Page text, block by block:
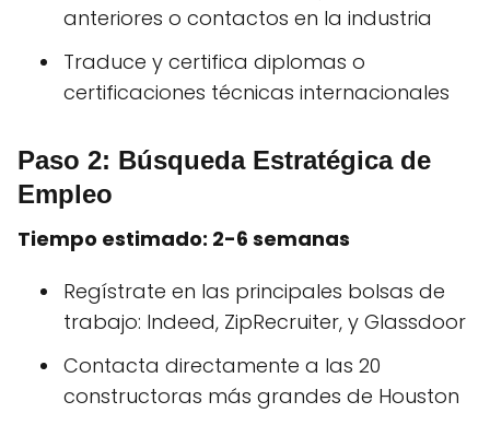
anteriores o contactos en la industria
Traduce y certifica diplomas o
certificaciones técnicas internacionales
Paso 2: Búsqueda Estratégica de
Empleo
Tiempo estimado: 2-6 semanas
Regístrate en las principales bolsas de
trabajo: Indeed, ZipRecruiter, y Glassdoor
Contacta directamente a las 20
constructoras más grandes de Houston